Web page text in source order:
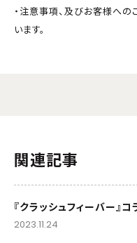
・注意事項、及びお客様へ
います。
関連記事
『クラッシュフィーバー』コ
2023.11.24